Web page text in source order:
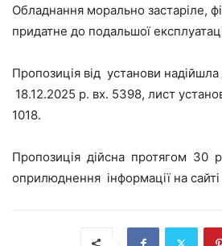
Обладнання морально застаріле,
придатне до подальшої
Пропозиція від установи
18.12.2025 р. вх. 5398, лист
1018.
Пропозиція дійсна протягом 30
оприлюднення інформації на